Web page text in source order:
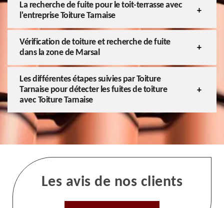
La recherche de fuite pour le toit-terrasse avec
l'entreprise Toiture Tarnaise
Vérification de toiture et recherche de fuite
dans la zone de Marsal
Les différentes étapes suivies par Toiture
Tarnaise pour détecter les fuites de toiture
avec Toiture Tarnaise
Les avis de nos clients